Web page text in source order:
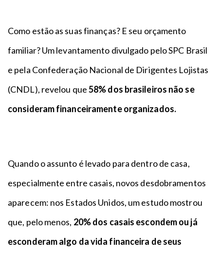
i
a
é
o
Como estão as suas finanças? E seu orçamento
familiar? Um levantamento divulgado pelo SPC Brasil
e pela Confederação Nacional de Dirigentes Lojistas
(CNDL), revelou que58% dos brasileiros não se
consideram financeiramente organizados.
Quando o assunto é levado para dentro de casa,
especialmente entre casais, novos desdobramentos
aparecem: nos Estados Unidos, um estudo mostrou
que, pelo menos, 20% dos casais escondem ou já
esconderam algo da vida financeira de seus